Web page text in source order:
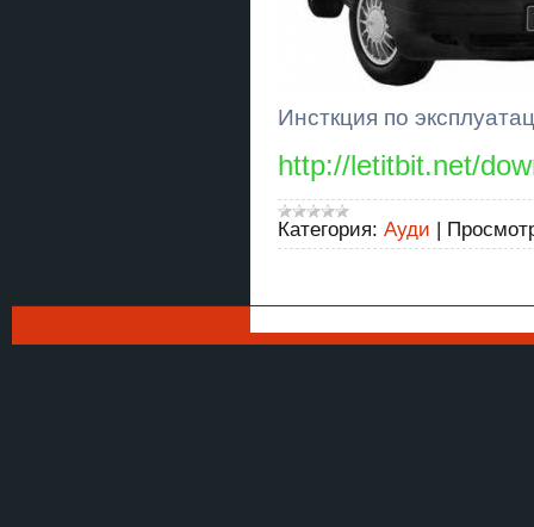
Инсткция по
http://letitbit.net/
Категория: Ауди |